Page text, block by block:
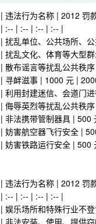
| 违法行为名称 | 2012 罚
| :-- | :-- | :-- | :-- |
| 扰乱单位、公共场所、
| 扰乱文化、体育等大型
| 散布谣言等扰乱公共秩
| 寻衅滋事 | 1000 元 |
| 利用封建迷信、会道门
| 侮辱英烈等扰乱公共秩
| 非法携带管制器具 | 500
| 妨害航空器飞行安全 |
| 妨害铁路运行安全 | 500
| 违法行为名称 | 2012 罚
| :-- | :-- | :-- | :-- |
| 娱乐场所和特殊行业不
| 非法安装、使用、提供